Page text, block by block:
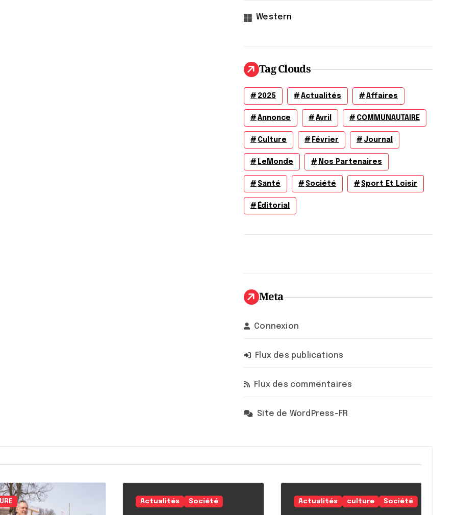
Western
Tag Clouds
2025 Actualités Affaires
Annonce Avril COMMUNAUTAIRE
Culture Février Journal
LeMonde Nos Partenaires
Santé Société Sport Et Loisir
Éditorial
Meta
Connexion
Flux des publications
Flux des commentaires
Site de WordPress-FR
Actualités Société Actualités culture Société